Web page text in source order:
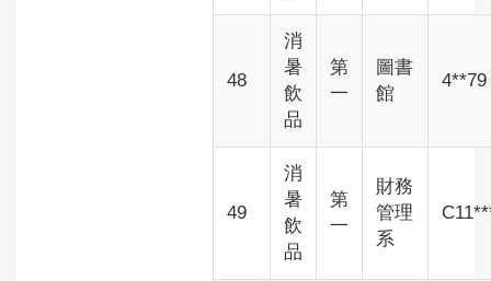
48
消
暑
飲
品
第
一
圖書
館
4**79
49
消
暑
飲
品
第
一
財務
管理
系